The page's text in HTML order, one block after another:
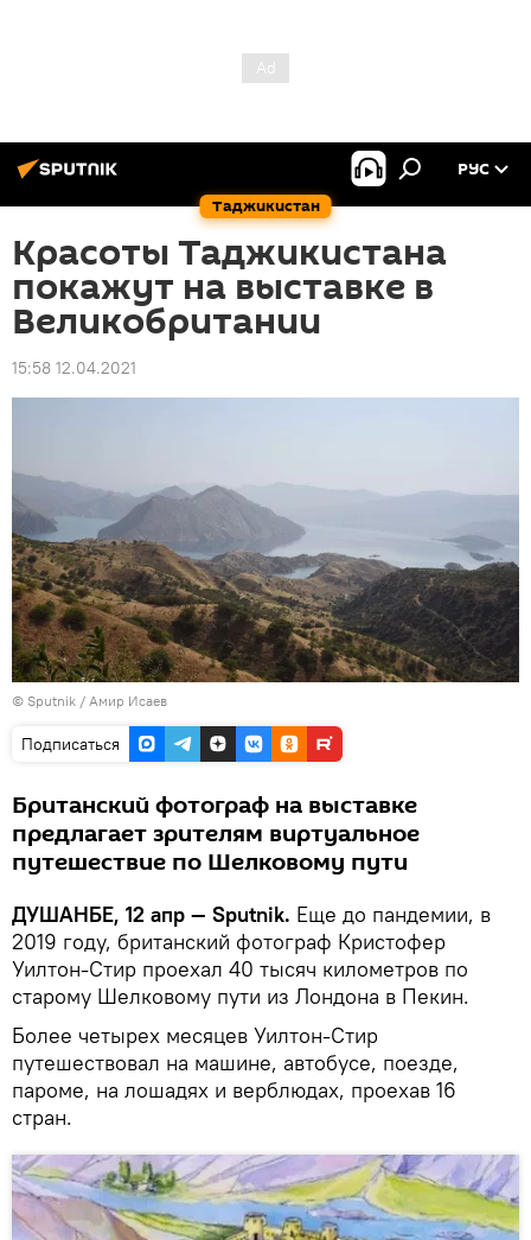
Таджикистан
РУС
Красоты Таджикистана
покажут на выставке в
Великобритании
15:58 12.04.2021
© Sputnik / Амир Исаев
Подписаться
Британский фотограф на выставке
предлагает зрителям виртуальное
путешествие по Шелковому пути
ДУШАНБЕ, 12 апр — Sputnik. Еще до пандемии, в
2019 году, британский фотограф Кристофер
Уилтон-Стир проехал 40 тысяч километров по
старому Шелковому пути из Лондона в Пекин.
Более четырех месяцев Уилтон-Стир
путешествовал на машине, автобусе, поезде,
пароме, на лошадях и верблюдах, проехав 16
стран.